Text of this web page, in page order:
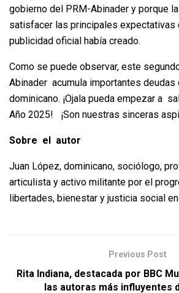
gobierno del PRM-Abinader y porque
satisfacer las principales
publicidad oficial había creado.
Como se puede observar, este
Abinader acumula importantes deudas
dominicano. ¡Ojala pueda empezar a
Año 2025! ¡Son nuestras sinceras
Sobre el autor
Juan López, dominicano, sociólogo,
articulista y activo militante por el
libertades, bienestar y justicia social
Previous Post
Rita Indiana, destacada por BBC
las autoras más influyentes